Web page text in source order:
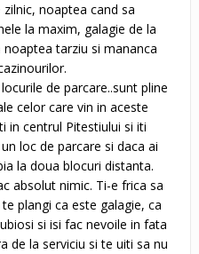
noaptea cand sa
la maxim, galagie de la
noaptea tarziu si mananca
de parcare..sunt pline
celor care vin in aceste
in centrul Pitestiului si iti
loc de parcare si daca ai
la doua blocuri distanta.
absolut nimic. Ti-e frica sa
plangi ca este galagie, ca
si isi fac nevoile in fata
de la serviciu si te uiti sa nu